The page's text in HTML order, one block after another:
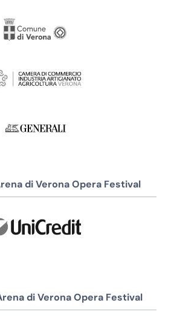
di Verona Opera Festival
di Verona Opera Festival